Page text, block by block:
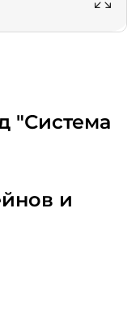
"Система
и